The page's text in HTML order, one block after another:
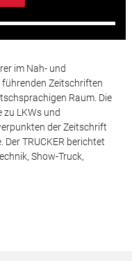
im Nah- und
führenden Zeitschriften
Raum. Die
zu LKWs und
der Zeitschrift
TRUCKER berichtet
Show-Truck,